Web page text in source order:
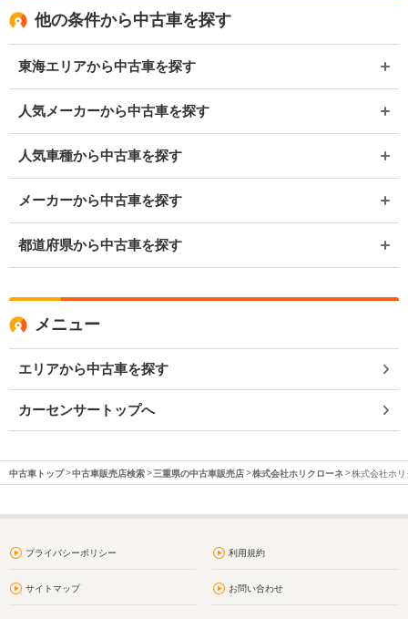
他の条件から中古車を探す
東海エリアから中古車を探す
人気メーカーから中古車を探す
人気車種から中古車を探す
メーカーから中古車を探す
都道府県から中古車を探す
メニュー
エリアから中古車を探す
カーセンサートップへ
中古車トップ 中古車販売店検索 三重県の中古車販売店 株式会社ホリクローネ 株式会社ホ
プライバシーポリシー 利用規約
サイトマップ お問い合わせ